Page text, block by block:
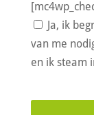
Ja, ik
van me
en ik steam